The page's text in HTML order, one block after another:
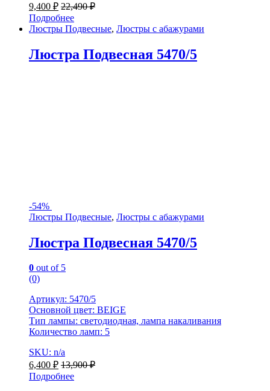
9,400 ₽ 22,490₽
Подробнее
Люстры Подвесные, Люстры с абажурами
Люстра Подвесная 5470/5
-54%
Люстры Подвесные, Люстры с абажурами
Люстра Подвесная 5470/5
0 out of 5
(0)
Артикул: 5470/5
Основной цвет: BEIGE
Тип лампы: светодиодная, лампа накаливания
Количество ламп: 5
SKU: n/a
6,400 ₽ 13,900₽
Подробнее